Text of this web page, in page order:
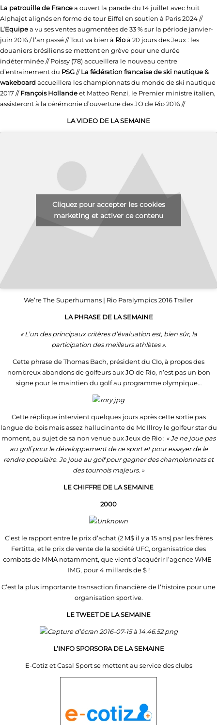
La patrouille de Francea ouvert la parade du 14 juillet avec huit
Alphajet alignés en forme de tour Eiffel en soutien à Paris 2024 //
L’Equipea vu ses ventes augmentées de 33 % sur la période janvier-
juin 2016 / l’an passé // Tout va bien à Rioà 20 jours des Jeux : les
douaniers brésiliens se mettent en grève pour une durée
indéterminée // Poissy (78) accueillera le nouveau centre
d’entrainement du PSG//La fédération francaise de ski nautique &
wakeboard accueillera les championnats du monde de ski nautique
2017 //François Hollandeet Matteo Renzi, le Premier ministre italien,
assisteront à la cérémonie d’ouverture des JO de Rio 2016 //
LA VIDEO DE LA SEMAINE
Cliquez pour accepter les cookies
marketing et activer ce contenu
We’re The Superhumans | Rio Paralympics 2016 Trailer
LA PHRASE DE LA SEMAINE
« L’un des principaux critères d’évaluation est, bien sûr, la
participation des meilleurs athlètes ».
Cette phrase de Thomas Bach, président du CIo, à propos des
nombreux abandons de golfeurs aux JO de Rio, n’est pas un bon
signe pour le maintien du golf au programme olympique…
Cette réplique intervient quelques jours après cette sortie pas
langue de bois mais assez hallucinante de Mc Illroy le golfeur star du
moment, au sujet de sa non venue aux Jeux de Rio : « Je ne joue pas
au golf pour le développement de ce sport et pour essayer de le
rendre populaire. Je joue au golf pour gagner des championnats et
des tournois majeurs. »
LE CHIFFRE DE LA SEMAINE
2000
C’est le rapport entre le prix d’achat (2 M$ il y a 15 ans) par les frères
Fertitta, et le prix de vente de la société UFC, organisatrice des
combats de MMA notamment, que vient d’acquérir l’agence WME-
IMG, pour 4 millards de $ !
C’est la plus importante transaction financière de l’histoire pour une
organisation sportive.
LE TWEET DE LA SEMAINE
L’INFO SPORSORA DE LA SEMAINE
E-Cotiz et Casal Sport se mettent au service des clubs